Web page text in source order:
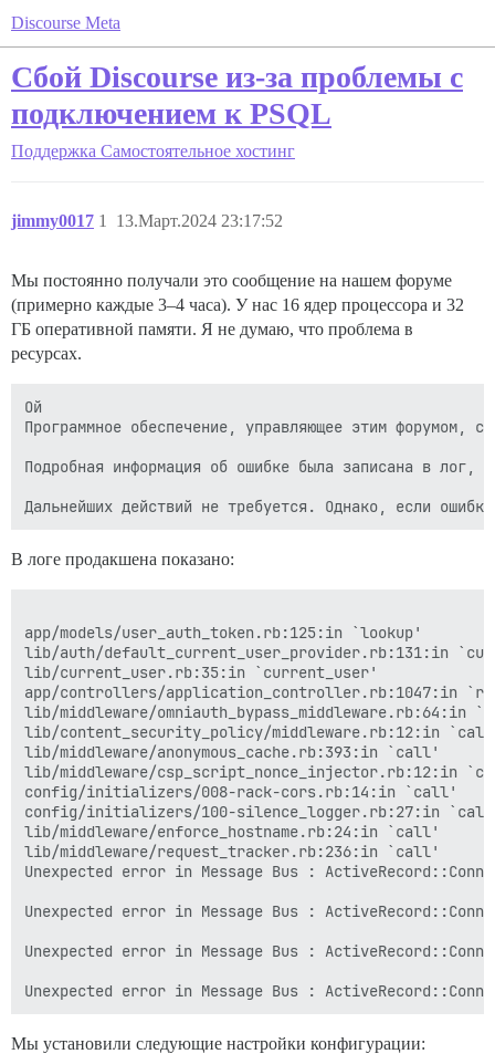
Discourse Meta
Сбой Discourse из-за проблемы с
подключением к PSQL
Поддержка Самостоятельное хостинг
jimmy0017 13.Март.2024 23:17:52
1
Мы постоянно получали это сообщение на нашем форуме
(примерно каждые 3–4 часа). У нас 16 ядер процессора и 32
ГБ оперативной памяти. Я не думаю, что проблема в
ресурсах.
Ой
Программное обеспечение, управляющее этим форумом,
Подробная информация об ошибке была записана в лог,
В логе продакшена показано:
app/models/user_auth_token.rb:125:in `lookup'
lib/auth/default_current_user_provider.rb:131:in
lib/current_user.rb:35:in `current_user'
app/controllers/application_controller.rb:1047:in
lib/middleware/omniauth_bypass_middleware.rb:64:in
lib/content_security_policy/middleware.rb:12:in
lib/middleware/anonymous_cache.rb:393:in `call'
lib/middleware/csp_script_nonce_injector.rb:12:in
config/initializers/008-rack-cors.rb:14:in `call'
config/initializers/100-silence_logger.rb:27:in
lib/middleware/enforce_hostname.rb:24:in `call'
lib/middleware/request_tracker.rb:236:in `call'
Unexpected error in Message Bus :
Unexpected error in Message Bus :
Unexpected error in Message Bus :
Мы установили следующие настройки конфигурации: